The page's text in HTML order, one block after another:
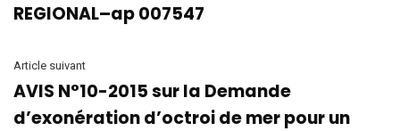
REGIONAL–ap 007547
Article suivant
AVIS N°10-2015 sur la Demande
d’exonération d’octroi de mer pour un